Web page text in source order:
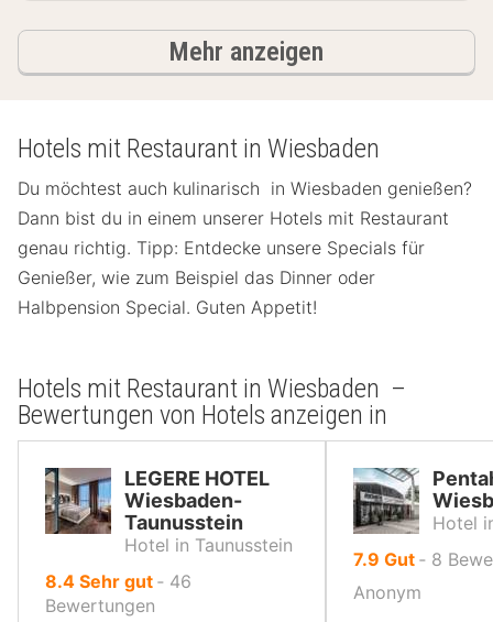
Mehr anzeigen
Hotels mit Restaurant in Wiesbaden
Du möchtest auch kulinarisch in Wiesbaden genießen?
Dann bist du in einem unserer Hotels mit Restaurant
genau richtig. Tipp: Entdecke unsere Specials für
Genießer, wie zum Beispiel das Dinner oder
Halbpension Special. Guten Appetit!
Hotels mit Restaurant in Wiesbaden –
Bewertungen von Hotels anzeigen in
LEGERE HOTEL
Wiesbaden-
Taunusstein
Hotel in Taunusstein
8.4von
10,
Sehr gut ‐ 46
Bewertungen
Hotel
7.9 von
Gut ‐ 8
Anonym